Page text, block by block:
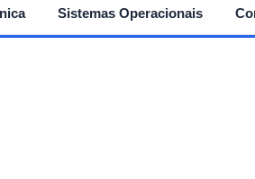
Sistemas Operacionais